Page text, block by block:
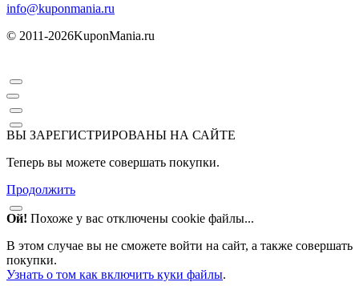
info@kuponmania.ru
© 2011-2026KuponMania.ru
ВЫ ЗАРЕГИСТРИРОВАНЫ НА САЙТЕ
Теперь вы можете совершать покупки.
Продолжить
Ой! Похоже у вас отключены cookie файлы...
В этом случае вы не сможете войти на сайт, а также совершать
покупки.
Узнать о том как включить куки файлы.